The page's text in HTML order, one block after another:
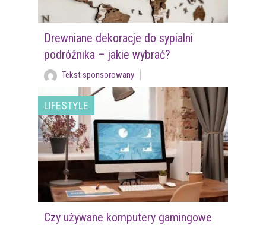
Drewniane dekoracje do sypialni
podróżnika – jakie wybrać?
Tekst sponsorowany
LIFESTYLE
Czy używane komputery gamingowe